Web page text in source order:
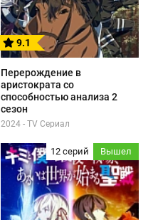
9.1
Перерождение в
аристократа со
способностью анализа 2
сезон
2024 - TV Сериал
12 серий Вышел